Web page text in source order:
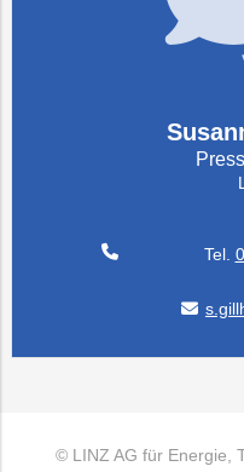
Tel.
© LINZ AG für Energie,